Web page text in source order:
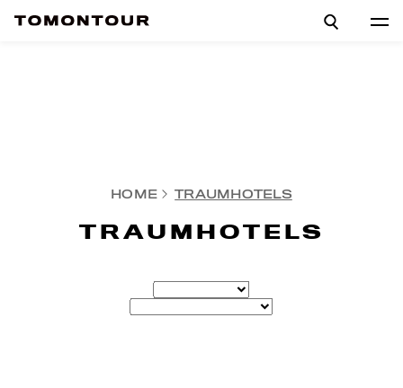
HOME TRAUMHOTELS
TRAUMHOTELS